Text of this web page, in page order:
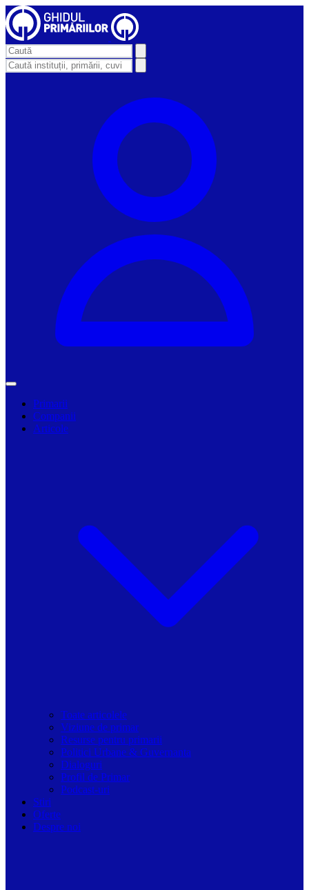
Primarii
Companii
Articole
Toate articolele
Viziune de primar
Resurse pentru primarii
Politici Urbane & Guvernanta
Dialoguri
Profil de Primar
Podcast-uri
Stiri
Oferte
Despre noi